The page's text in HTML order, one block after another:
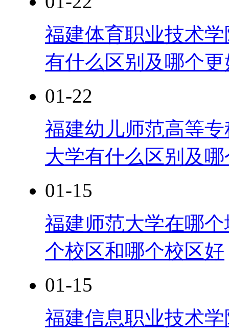
福建体育职业技术学
有什么区别及哪个更
01-22
福建幼儿师范高等专
大学有什么区别及
01-15
福建师范大学在哪
个校区和哪个校区好
01-15
福建信息职业技术学